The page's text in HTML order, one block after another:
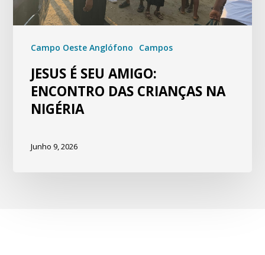
Campo Oeste Anglófono Campos
JESUS É SEU AMIGO:
ENCONTRO DAS CRIANÇAS NA
NIGÉRIA
Junho 9, 2026